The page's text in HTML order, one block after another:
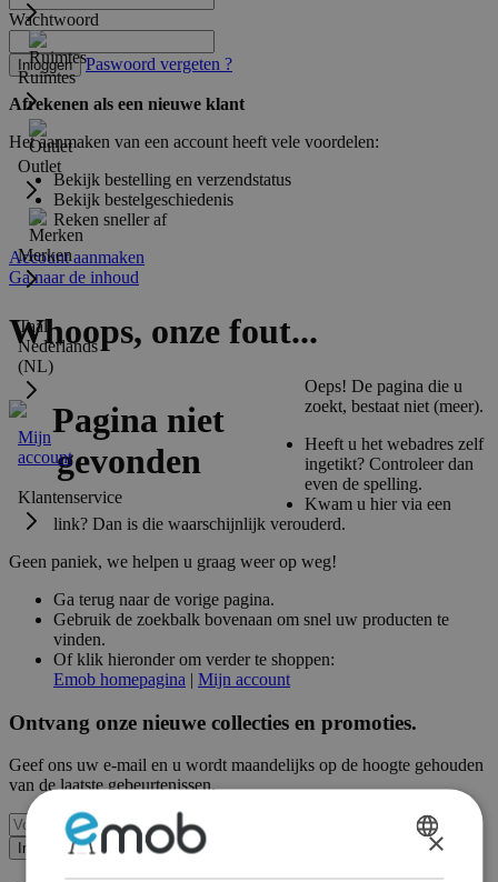
Ruimtes
Outlet
Merken
Taal:
Nederlands
(NL)
Mijn
account
Klantenservice
Wachtwoord
Inloggen Paswoord vergeten ?
Afrekenen als een nieuwe klant
Het aanmaken van een account heeft vele voordelen:
Bekijk bestelling en verzendstatus
Bekijk bestelgeschiedenis
Reken sneller af
Account aanmaken
Ga naar de inhoud
Whoops, onze fout...
Oeps! De pagina die u
zoekt, bestaat niet (meer).
Heeft u het webadres zelf
ingetikt? Controleer dan
even de spelling.
Kwam u hier via een
link? Dan is die waarschijnlijk verouderd.
Geen paniek, we helpen u graag weer op weg!
Ga terug naar de vorige pagina.
Gebruik de zoekbalk bovenaan om snel uw producten te
vinden.
Of klik hieronder om verder te shoppen:
Emob homepagina | Mijn account
Ontvang onze nieuwe collecties en promoties.
Geef ons uw e-mail en u wordt maandelijks op de hoogte gehouden
van de laatste gebeurtenissen.
Inschrijven ×